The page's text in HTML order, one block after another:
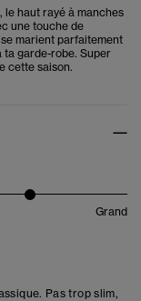
le haut rayé à manches
une touche de
marient parfaitement
ta garde-robe. Super
cette saison.
Grand
Pas trop slim,